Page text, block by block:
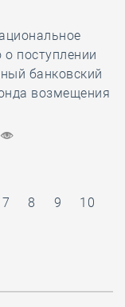
поступлении
банковский
возмещения
7 8 9 10